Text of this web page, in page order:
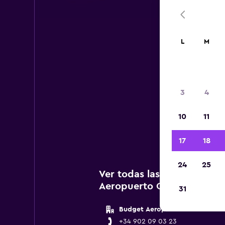
A
Ver todas las agencias de
Aeropuerto Oviedo Asturias
Budget Aeropuerto Asturias
+34 902 09 03 23
L M
3 4
10 11
17 18
24 25
31